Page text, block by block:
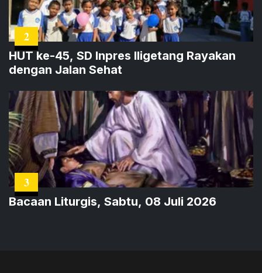
2
HUT ke-45, SD Inpres Iligetang Rayakan
dengan Jalan Sehat
3
Bacaan Liturgis, Sabtu, 08 Juli 2026